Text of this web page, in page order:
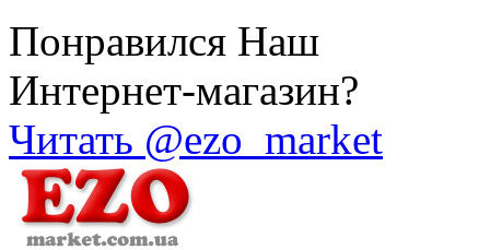
Понравился Наш
Интернет-магазин?
Читать @ezo_market